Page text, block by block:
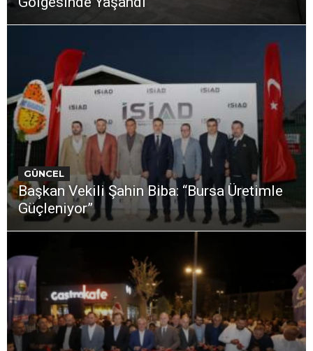
GÜNCEL
Başkan Vekili Şahin Biba: “Bursa Üretimle
Güçleniyor”